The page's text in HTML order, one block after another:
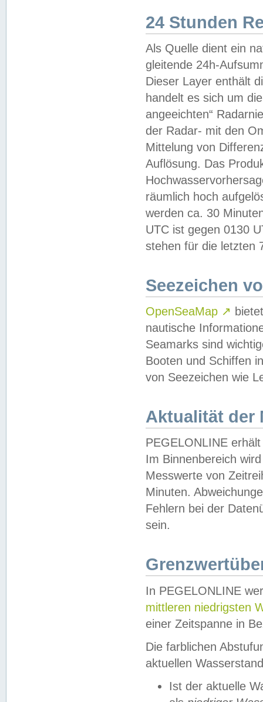
24 Stunden
Als Quelle dient ein
gleitende 24h-
Dieser Layer enthält
handelt es sich um
angeeichten“
der Radar- mit den
Mittelung von
Auflösung. Das
räumlich hoch
werden ca. 30
UTC ist gegen 0130
stehen für die letzten
Seezeichen
OpenSeaMap ↗
nautische
Seamarks sind
Booten und Schiffen
von Seezeichen wie
Aktualität der
PEGELONLINE
Im Binnenbereich
Messwerte von
Minuten.
Fehlern bei der
sein.
In PEGELONLINE
mittleren niedrigsten
einer Zeitspanne in
Die farblichen
aktuellen
Ist der aktuelle